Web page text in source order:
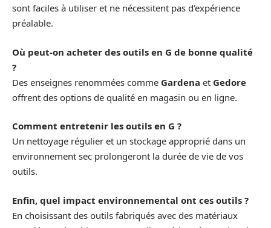
sont faciles à utiliser et ne nécessitent pas d’expérience
préalable.
Où peut-on acheter des outils en G de bonne qualité
?
Des enseignes renommées comme Gardena et Gedore
offrent des options de qualité en magasin ou en ligne.
Comment entretenir les outils en G ?
Un nettoyage régulier et un stockage approprié dans un
environnement sec prolongeront la durée de vie de vos
outils.
Enfin, quel impact environnemental ont ces outils ?
En choisissant des outils fabriqués avec des matériaux